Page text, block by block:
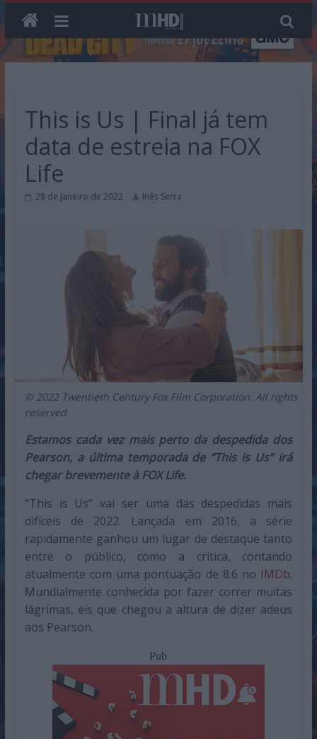
This is Us | Final já tem
data de estreia na FOX
Life
28 de Janeiro de 2022 Inês Serra
© 2022 Twentieth Century Fox Film Corporation. All rights
reserved
Estamos cada vez mais perto da despedida dos
Pearson, a última temporada de “This is Us” irá
chegar brevemente à FOX Life.
“This is Us” vai ser uma das despedidas mais
difíceis de 2022. Lançada em 2016, a série
rapidamente ganhou um lugar de destaque tanto
entre o público, como a crítica, contando
atualmente com uma pontuação de 8.6 no IMDb.
Mundialmente conhecida por fazer correr muitas
lágrimas, eis que chegou a altura de dizer adeus
aos Pearson.
Pub